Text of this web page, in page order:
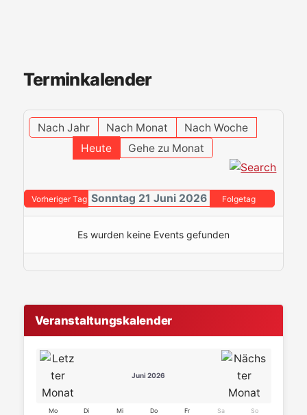
Terminkalender
Nach Jahr Nach Monat
Nach Woche
Heute
Gehe zu Monat
Vorheriger Tag Sonntag 21 Juni 2026 Folgetag
Es wurden keine Events gefunden
Veranstaltungskalender
Juni 2026
Mo Di Mi Do Fr Sa So